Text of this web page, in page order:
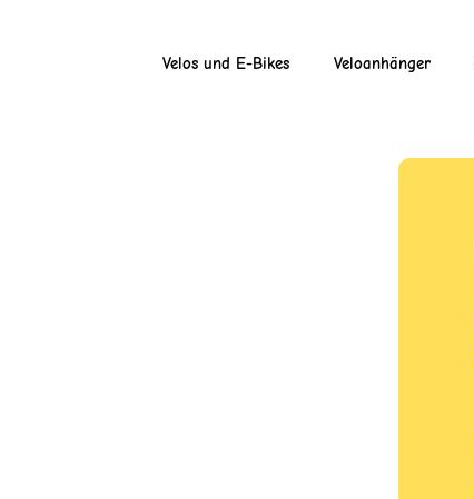
Velos und E-Bikes Veloanhänger